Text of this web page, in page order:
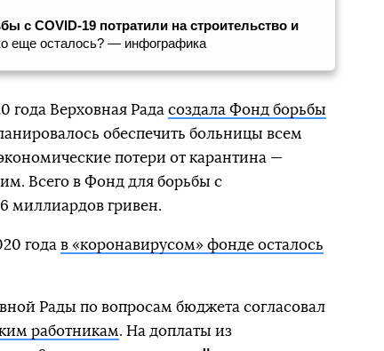
с COVID-19 потратили на строительство и
еще осталось? — инфографика
года Верховная Рада создала Фонд борьбы
обеспечить больницы всем
потери от карантина —
Всего в Фонд для борьбы с
миллиардов гривен.
года в «коронавирусом» фонде осталось
Рады по вопросам бюджета согласовал
работникам. На доплаты из